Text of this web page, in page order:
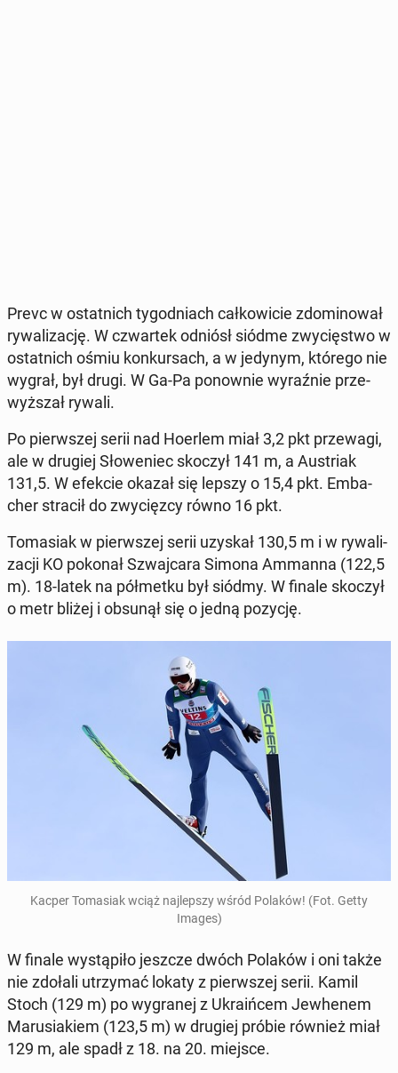
Prevc w ostat­nich ty­go­dniach cał­ko­wi­cie zdo­mi­no­wał
ry­wa­li­za­cję. W czwar­tek odniósł siódme zwy­cię­stwo w
ostat­nich ośmiu kon­kur­sach, a w jedynym, którego nie
wygrał, był drugi. W Ga-Pa po­now­nie wy­raź­nie prze­
wyż­szał rywali.
Po pierw­szej serii nad Hoerlem miał 3,2 pkt prze­wa­gi,
ale w drugiej Sło­we­niec skoczył 141 m, a Au­striak
131,5. W efekcie okazał się lepszy o 15,4 pkt. Em­ba­
cher stracił do zwy­cięz­cy równo 16 pkt.
To­ma­siak w pierw­szej serii uzyskał 130,5 m i w ry­wa­li­
za­cji KO pokonał Szwaj­ca­ra Simona Ammanna (122,5
m). 18-latek na pół­met­ku był siódmy. W finale skoczył
o metr bliżej i obsunął się o jedną pozycję.
Kacper To­ma­siak wciąż naj­lep­szy wśród Polaków! (Fot. Getty
Images)
W finale wy­stą­pi­ło jeszcze dwóch Polaków i oni także
nie zdołali utrzy­mać lokaty z pierw­szej serii. Kamil
Stoch (129 m) po wy­gra­nej z Ukra­iń­cem Je­whe­nem
Ma­ru­sia­kiem (123,5 m) w drugiej próbie również miał
129 m, ale spadł z 18. na 20. miejsce.